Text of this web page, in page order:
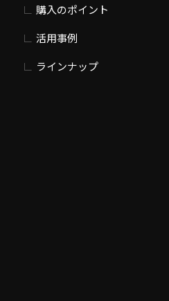
購入のポイント
活用事例
ラインナップ